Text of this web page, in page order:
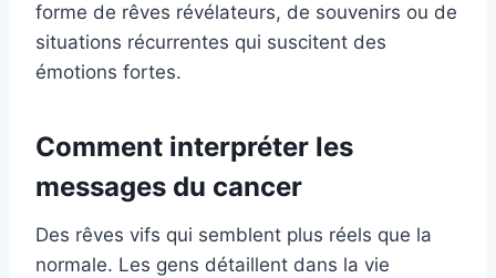
forme de rêves révélateurs, de souvenirs ou de
situations récurrentes qui suscitent des
émotions fortes.
Comment interpréter les
messages du cancer
Des rêves vifs qui semblent plus réels que la
normale. Les gens détaillent dans la vie